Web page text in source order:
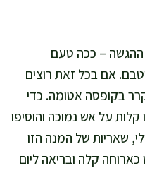
ההגשה – ככה טעם
אם בכל זאת רוצים
בקופסה אטומה. כדי
על אש נמוכה והוסיפו
שאריות של המנה הזו
קלה ובריאה ליום